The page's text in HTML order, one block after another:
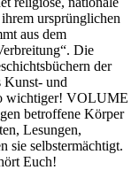
ursprünglichen
aus dem
Die
der
Kunst- und
wichtiger! VOLUME
betroffene Körper
Lesungen,
sie selbstermächtigt.
Euch!